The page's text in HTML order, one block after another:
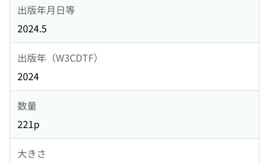
出版年月日等
2024.5
出版年（W3CDTF）
2024
数量
221p
大きさ